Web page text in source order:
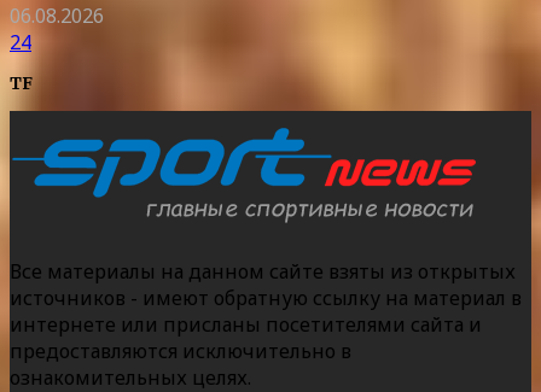
06.08.2026
24
TF
Все материалы на данном сайте взяты из открытых
источников - имеют обратную ссылку на материал в
интернете или присланы посетителями сайта и
предоставляются исключительно в
ознакомительных целях.